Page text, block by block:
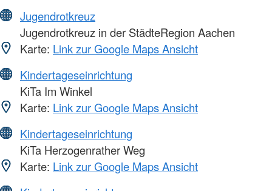
Jugendrotkreuz
Jugendrotkreuz in der StädteRegion Aachen
Karte: Link zur Google Maps Ansicht
Kindertageseinrichtung
KiTa Im Winkel
Karte: Link zur Google Maps Ansicht
Kindertageseinrichtung
KiTa Herzogenrather Weg
Karte: Link zur Google Maps Ansicht